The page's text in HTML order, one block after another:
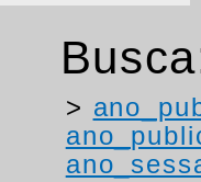
>